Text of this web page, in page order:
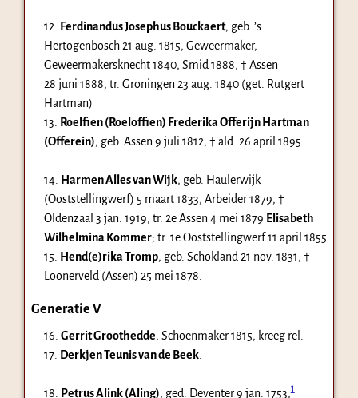
12. Ferdinandus Josephus Bouckaert, geb. ’s
Hertogenbosch 21 aug. 1815, Geweermaker,
Geweermakersknecht 1840, Smid 1888, † Assen
28 juni 1888, tr. Groningen 23 aug. 1840(get. Rutgert
Hartman)
13. Roelfien (Roeloffien) Frederika Offerijn Hartman
(Offerein), geb. Assen 9 juli 1812, † ald. 26 april 1895
14. Harmen Alles van Wijk, geb. Haulerwijk
(Ooststellingwerf) 5 maart 1833, Arbeider 1879, †
Oldenzaal 3 jan. 1919, tr. 2e Assen 4 mei 1879 Elisabeth
Wilhelmina Kommer; tr. 1e Ooststellingwerf11 april 1855
15. Hend(e)rika Tromp, geb. Schokland 21 nov. 1831, †
Loonerveld (Assen) 25 mei 1878
Generatie V
16. Gerrit Groothedde, Schoenmaker 1815, kreeg rel.
17. Derkjen Teunis van de Beek.
18. Petrus Alink (Aling), ged. Deventer9 jan. 1753,1